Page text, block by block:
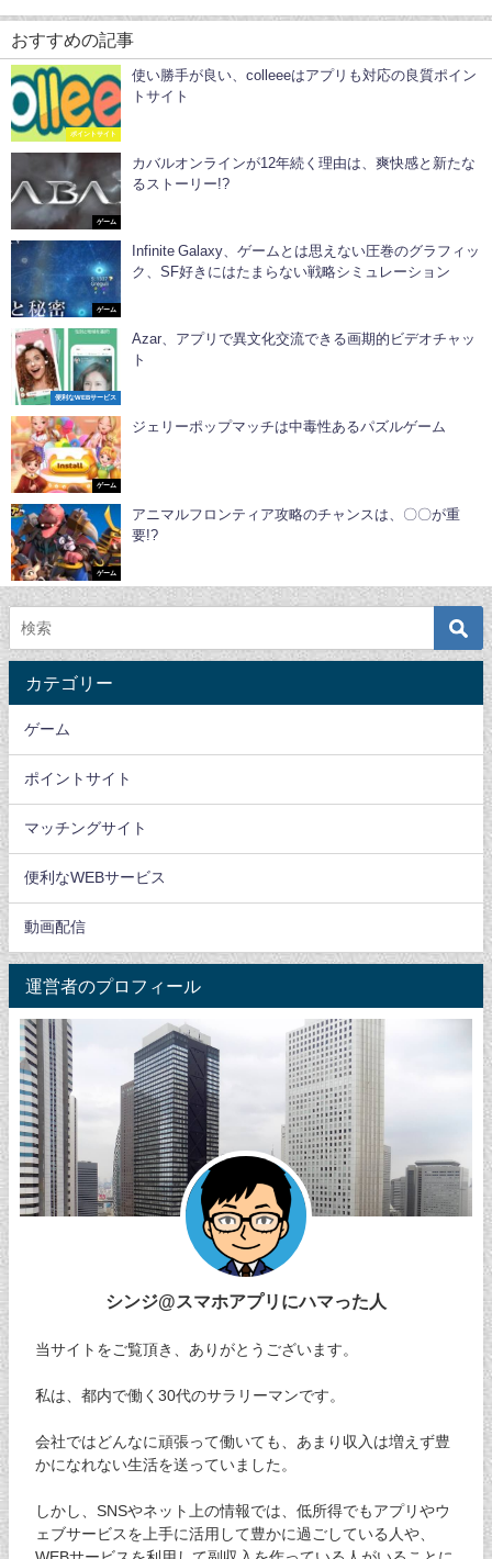
おすすめの記事
ポイントサイト
使い勝手が良い、colleeeはアプリも対応の良質ポイン
トサイト
ゲーム
カバルオンラインが12年続く理由は、爽快感と新たな
るストーリー!?
ゲーム
Infinite Galaxy、ゲームとは思えない圧巻のグラフィッ
ク、SF好きにはたまらない戦略シミュレーション
便利なWEBサービス
Azar、アプリで異文化交流できる画期的ビデオチャッ
ト
ゲーム
ジェリーポップマッチは中毒性あるパズルゲーム
ゲーム
アニマルフロンティア攻略のチャンスは、〇〇が重
要!?
カテゴリー
ゲーム
ポイントサイト
マッチングサイト
便利なWEBサービス
動画配信
運営者のプロフィール
シンジ@スマホアプリにハマった人
当サイトをご覧頂き、ありがとうございます。
私は、都内で働く30代のサラリーマンです。
会社ではどんなに頑張って働いても、あまり収入は増えず豊
かになれない生活を送っていました。
しかし、SNSやネット上の情報では、低所得でもアプリやウ
ェブサービスを上手に活用して豊かに過ごしている人や、